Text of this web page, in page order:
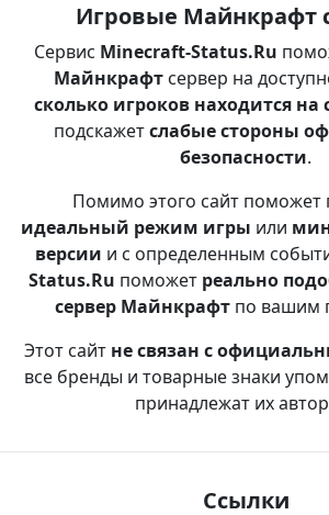
Игровые Майнкрафт
Сервис Minecraft-Status.Ru
Майнкрафтсервер на
сколько игроков находится на
подскажетслабые стороны
безопасности.
Помимо этого сайт поможет
идеальный режим игры или
версии и с определенным
Status.Ru поможет реально
сервер Майнкрафт по вашим
Этот сайт не связан с
все бренды и товарные знаки
принадлежат их
Ссылки